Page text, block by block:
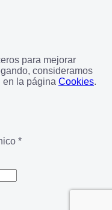
para mejorar
consideramos
en la página Cookies.
*Obligatorio